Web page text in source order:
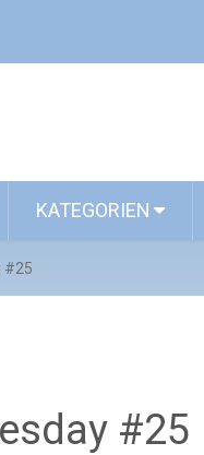
KATEGORIEN
#25
#25